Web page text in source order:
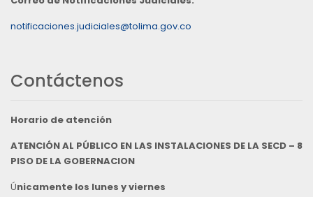
notificaciones.judiciales@tolima.gov.co
Contáctenos
Horario de atención
ATENCIÓN AL PÚBLICO EN LAS INSTALACIONES DE LA SECD – 8
PISO DE LA GOBERNACION
Únicamente los lunes y viernes